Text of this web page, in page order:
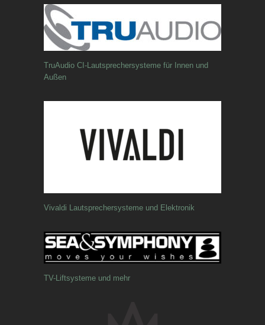
TruAudio CI-Lautsprechersysteme für Innen und
Außen
Vivaldi Lautsprechersysteme und Elektronik
TV-Liftsysteme und mehr